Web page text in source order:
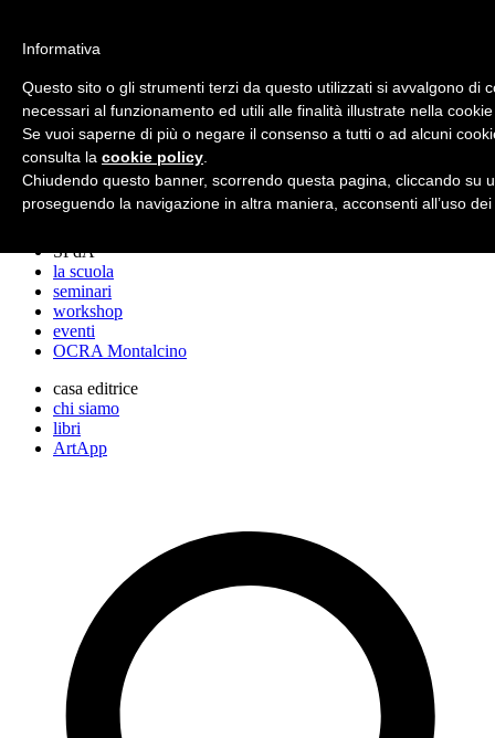
archos
lo studio
progetti
lectures
stampa
SPdA
la scuola
seminari
workshop
eventi
OCRA Montalcino
casa editrice
chi siamo
libri
ArtApp
Informativa
Questo sito o gli strumenti terzi da questo utilizzati si avvalgono di
necessari al funzionamento ed utili alle finalità illustrate nella
Se vuoi saperne di più o negare il consenso a tutti o ad alcuni
consulta la cookie policy
Chiudendo questo banner, scorrendo questa pagina, cliccando su
proseguendo la navigazione in altra maniera, acconsenti all’uso